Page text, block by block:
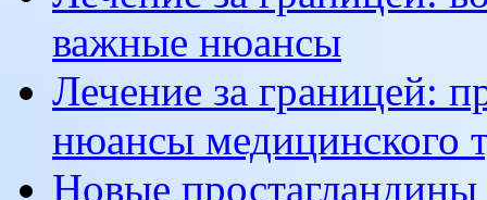
важные нюансы
Лечение за границей:
нюансы медицинского
Новые